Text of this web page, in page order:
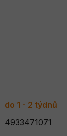
do 1 - 2 týdnů
4933471071